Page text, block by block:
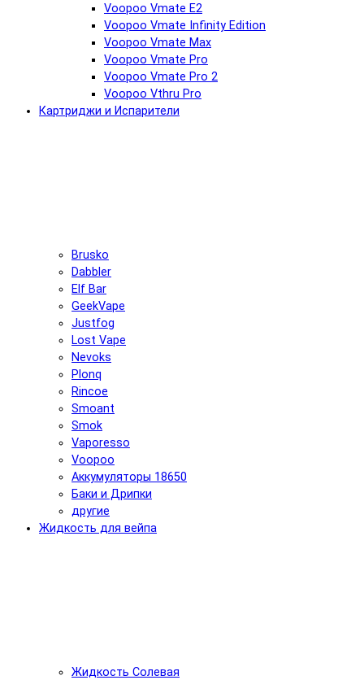
Voopoo Vmate E2
Voopoo Vmate Infinity Edition
Voopoo Vmate Max
Voopoo Vmate Pro
Voopoo Vmate Pro 2
Voopoo Vthru Pro
Картриджи и Испарители
Brusko
Dabbler
Elf Bar
GeekVape
Justfog
Lost Vape
Nevoks
Plonq
Rincoe
Smoant
Smok
Vaporesso
Voopoo
Аккумуляторы 18650
Баки и Дрипки
другие
Жидкость для вейпа
Жидкость Солевая